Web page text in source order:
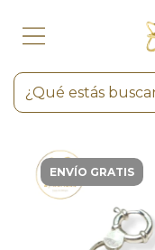
ENVÍO GRATIS